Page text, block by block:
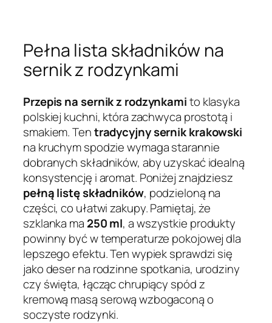
Pełna lista składników na
sernik z rodzynkami
Przepis na sernik z rodzynkamito klasyka
polskiej kuchni, która zachwyca prostotą i
smakiem. Tentradycyjny sernik krakowski
na kruchym spodzie wymaga starannie
dobranych składników, aby uzyskać idealną
konsystencję i aromat. Poniżej znajdziesz
pełną listę składników, podzieloną na
części, co ułatwi zakupy. Pamiętaj, że
szklanka ma 250 ml, a wszystkie produkty
powinny być w temperaturze pokojowej dla
lepszego efektu. Ten wypiek sprawdzi się
jako deser na rodzinne spotkania, urodziny
czy święta, łącząc chrupiący spód z
kremową masą serową wzbogaconą o
soczyste rodzynki.